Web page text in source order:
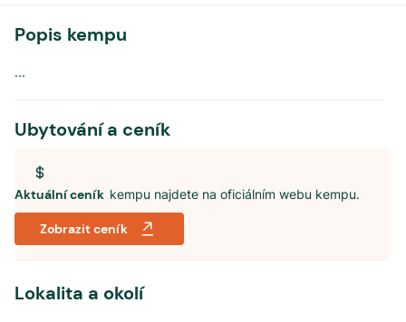
Popis kempu
...
Ubytování a ceník
Aktuální ceník kempu najdete na oficiálním webu kempu.
Zobrazit ceník
Lokalita a okolí